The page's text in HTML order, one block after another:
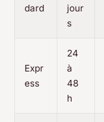
dard
jour
s
Expr
ess
24
à
48
h